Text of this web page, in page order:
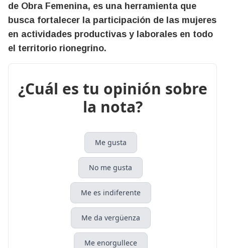
de Obra Femenina, es una herramienta que
busca fortalecer la participación de las mujeres
en actividades productivas y laborales en todo
el territorio rionegrino.
¿Cuál es tu opinión sobre
la nota?
Me gusta
No me gusta
Me es indiferente
Me da vergüenza
Me enorgullece